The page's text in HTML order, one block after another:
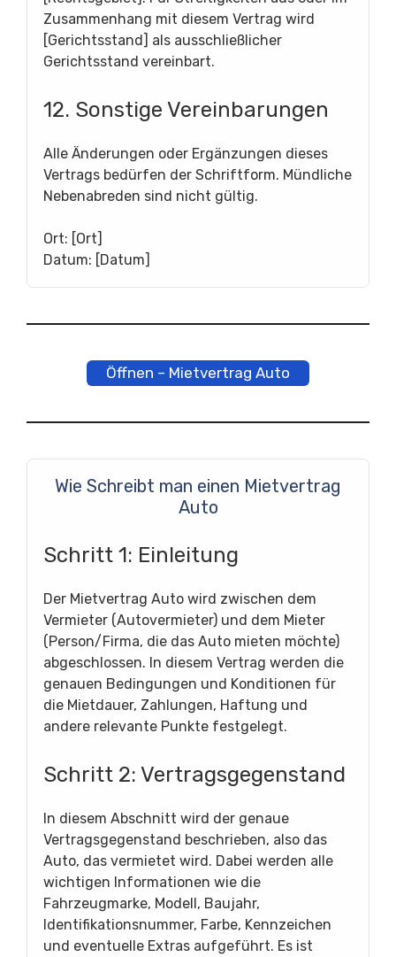
Zusammenhang mit diesem Vertrag wird
[Gerichtsstand] als ausschließlicher
Gerichtsstand vereinbart.
12. Sonstige Vereinbarungen
Alle Änderungen oder Ergänzungen dieses
Vertrags bedürfen der Schriftform. Mündliche
Nebenabreden sind nicht gültig.
Ort: [Ort]
Datum: [Datum]
Öffnen – Mietvertrag Auto
Wie Schreibt man einen Mietvertrag
Auto
Schritt 1: Einleitung
Der Mietvertrag Auto wird zwischen dem
Vermieter (Autovermieter) und dem Mieter
(Person/Firma, die das Auto mieten möchte)
abgeschlossen. In diesem Vertrag werden die
genauen Bedingungen und Konditionen für
die Mietdauer, Zahlungen, Haftung und
andere relevante Punkte festgelegt.
Schritt 2: Vertragsgegenstand
In diesem Abschnitt wird der genaue
Vertragsgegenstand beschrieben, also das
Auto, das vermietet wird. Dabei werden alle
wichtigen Informationen wie die
Fahrzeugmarke, Modell, Baujahr,
Identifikationsnummer, Farbe, Kennzeichen
und eventuelle Extras aufgeführt. Es ist